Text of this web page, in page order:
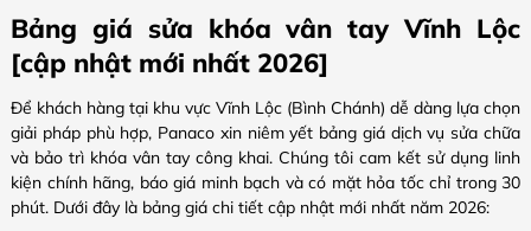
Bảng giá sửa khóa vân tay Vĩnh Lộc
[cập nhật mới nhất 2026]
Để khách hàng tại khu vực Vĩnh Lộc (Bình Chánh) dễ dàng lựa chọn
giải pháp phù hợp, Panaco xin niêm yết bảng giá dịch vụ sửa chữa
và bảo trì khóa vân tay công khai. Chúng tôi cam kết sử dụng linh
kiện chính hãng, báo giá minh bạch và có mặt hỏa tốc chỉ trong 30
phút. Dưới đây là bảng giá chi tiết cập nhật mới nhất năm 2026: